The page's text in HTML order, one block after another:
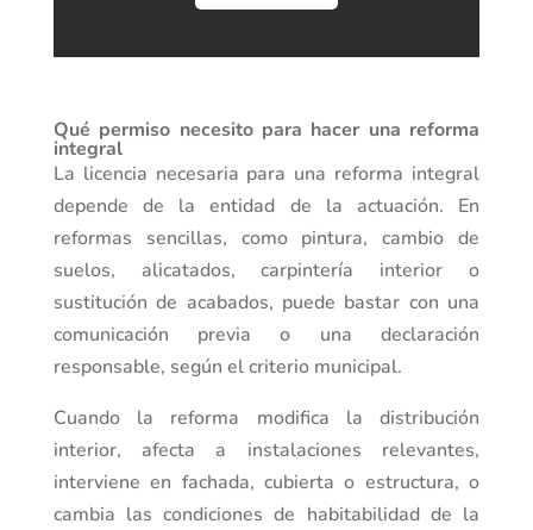
Qué permiso necesito para hacer una reforma
integral
La licencia necesaria para una reforma integral
depende de la entidad de la actuación. En
reformas sencillas, como pintura, cambio de
suelos, alicatados, carpintería interior o
sustitución de acabados, puede bastar con una
comunicación previa o una declaración
responsable, según el criterio municipal.
Cuando la reforma modifica la distribución
interior, afecta a instalaciones relevantes,
interviene en fachada, cubierta o estructura, o
cambia las condiciones de habitabilidad de la